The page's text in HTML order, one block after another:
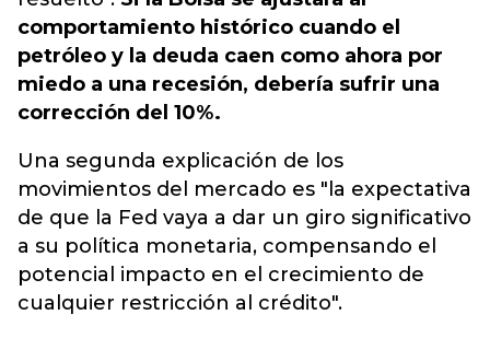
comportamiento histórico cuando el
petróleo y la deuda caen como ahora por
miedo a una recesión, debería sufrir una
corrección del 10%.
Una segunda explicación de los
movimientos del mercado es "la expectativa
de que la Fed vaya a dar un giro significativo
a su política monetaria, compensando el
potencial impacto en el crecimiento de
cualquier restricción al crédito".